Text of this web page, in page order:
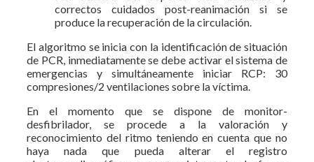
correctos cuidados post-reanimación si se
produce la recuperación de la circulación.
El algoritmo se inicia con la identificación de situación
de PCR, inmediatamente se debe activar el sistema de
emergencias y simultáneamente iniciar RCP: 30
compresiones/2 ventilaciones sobre la víctima.
En el momento que se dispone de monitor-
desfibrilador, se procede a la valoración y
reconocimiento del ritmo teniendo en cuenta que no
haya nada que pueda alterar el registro